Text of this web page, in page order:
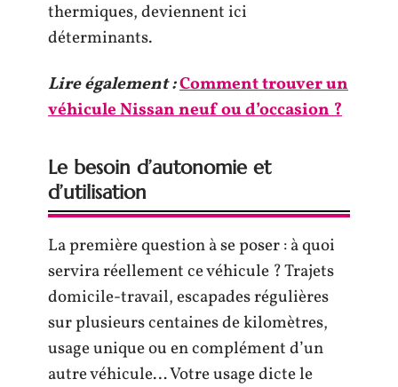
thermiques, deviennent ici
déterminants.
Lire également :Comment trouver un
véhicule Nissan neuf ou d’occasion ?
Le besoin d’autonomie et
d’utilisation
La première question à se poser : à quoi
servira réellement ce véhicule ? Trajets
domicile-travail, escapades régulières
sur plusieurs centaines de kilomètres,
usage unique ou en complément d’un
autre véhicule… Votre usage dicte le